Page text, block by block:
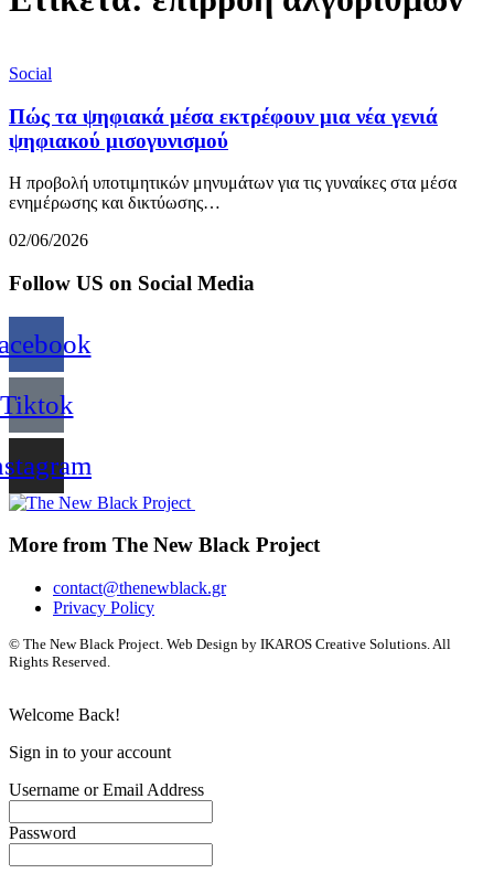
Social
Πώς τα ψηφιακά μέσα εκτρέφουν μια νέα γενιά
ψηφιακού μισογυνισμού
Η προβολή υποτιμητικών μηνυμάτων για τις γυναίκες στα μέσα
ενημέρωσης και δικτύωσης…
02/06/2026
Follow US on Social Media
Tiktok
More from The New Black Project
contact@thenewblack.gr
Privacy Policy
© The New Black Project. Web Design by IKAROS Creative Solutions. All
Rights Reserved.
Welcome Back!
Sign in to your account
Username or Email Address
Password